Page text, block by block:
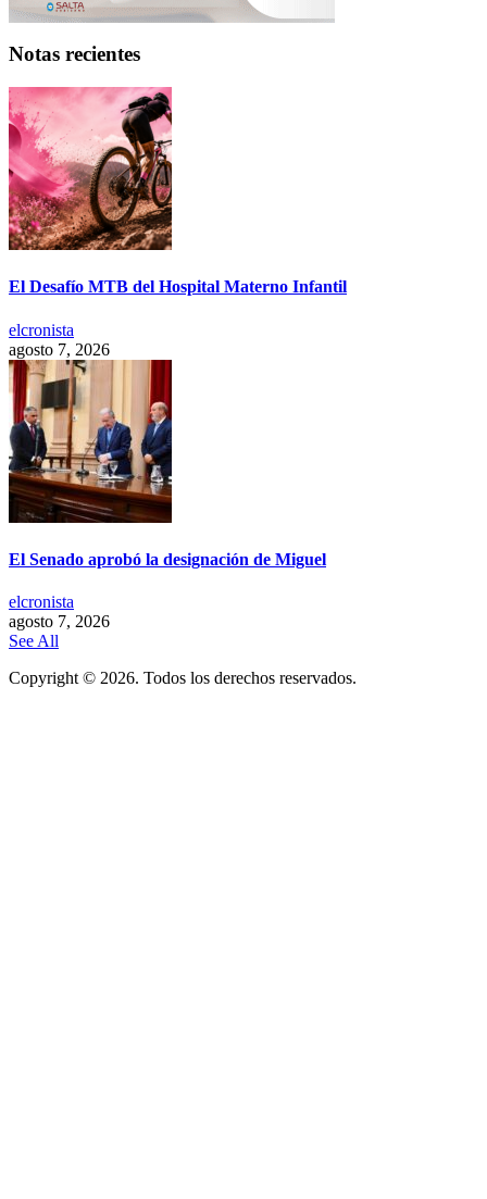
Notas recientes
El Desafío MTB del Hospital Materno Infantil
elcronista
agosto 7, 2026
El Senado aprobó la designación de Miguel
elcronista
agosto 7, 2026
See All
Copyright © 2026. Todos los derechos reservados.